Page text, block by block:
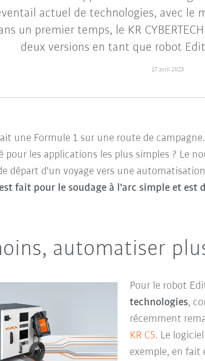
actuel de technologies, avec le
un premier temps, le KR
deux versions en tant que robot
17 avril 2023
une Formule 1 sur une route de
pour les applications les plus simples ? Le
départ d'un voyage vers une
fait pour le soudage à l'arc simple et
automatiser
Pour le robot
technologies,
récemment
KR C5. Le
exemple, en fait